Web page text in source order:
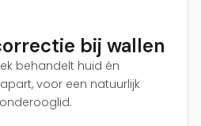
bij wallen
behandelt huid én
voor een natuurlijk